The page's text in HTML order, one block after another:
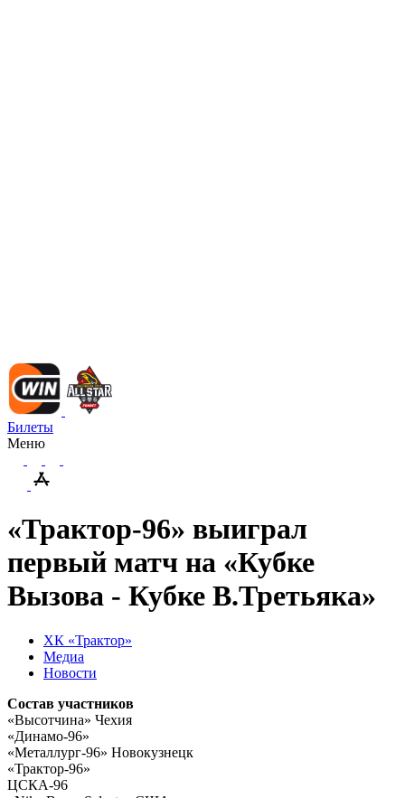
Билеты
Меню
«Трактор-96» выиграл
первый матч на «Кубке
Вызова - Кубке В.Третьяка»
ХК «Трактор»
Медиа
Новости
Состав участников
«Высотчина» Чехия
«Динамо-96»
«Металлург-96» Новокузнецк
«Трактор-96»
ЦСКА-96